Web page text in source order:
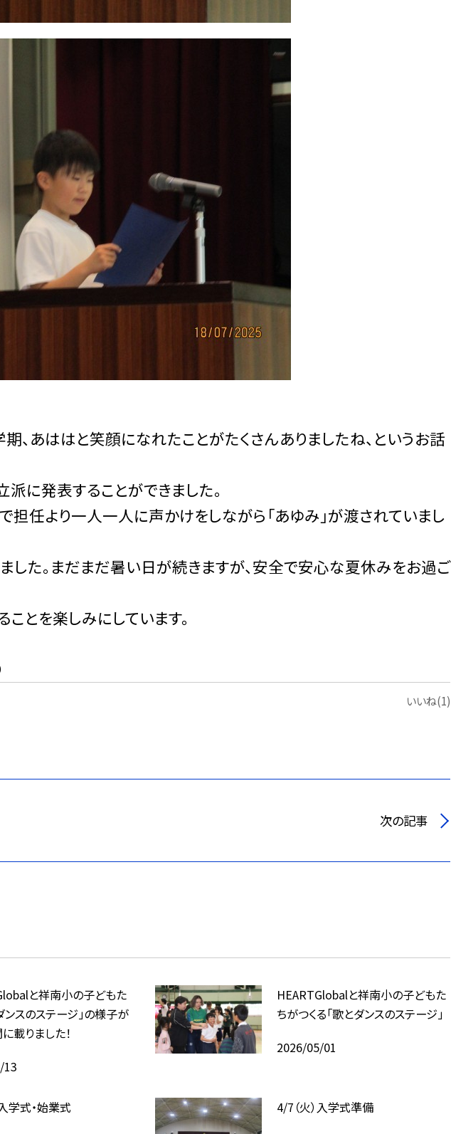
、あははと笑顔になれたことがたくさんありましたね、というお話
に発表することができました。
任より一人一人に声かけをしながら「あゆみ」が渡されていまし
した。まだまだ暑い日が続きますが、安全で安心な夏休みをお過ご
えることを楽しみにしています。
いいね(1)
次の記事
と祥南小の子どもた
ンスのステージ」の様子が
載りました！
13
HEARTGlobalと祥南小の子どもた
ちがつくる「歌とダンスのステージ」
2026/05/01
学式・始業式 4/7（火）入学式準備